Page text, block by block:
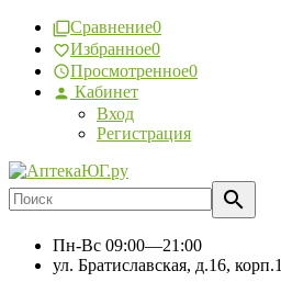
Сравнение0
Избранное0
Просмотренное0
Кабинет
Вход
Регистрация
Пн-Вс 09:00—21:00
ул. Братиславская, д.16, корп.1